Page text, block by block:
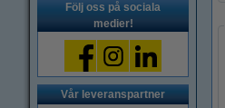
Följ oss på sociala
medier!
Vår leveranspartner